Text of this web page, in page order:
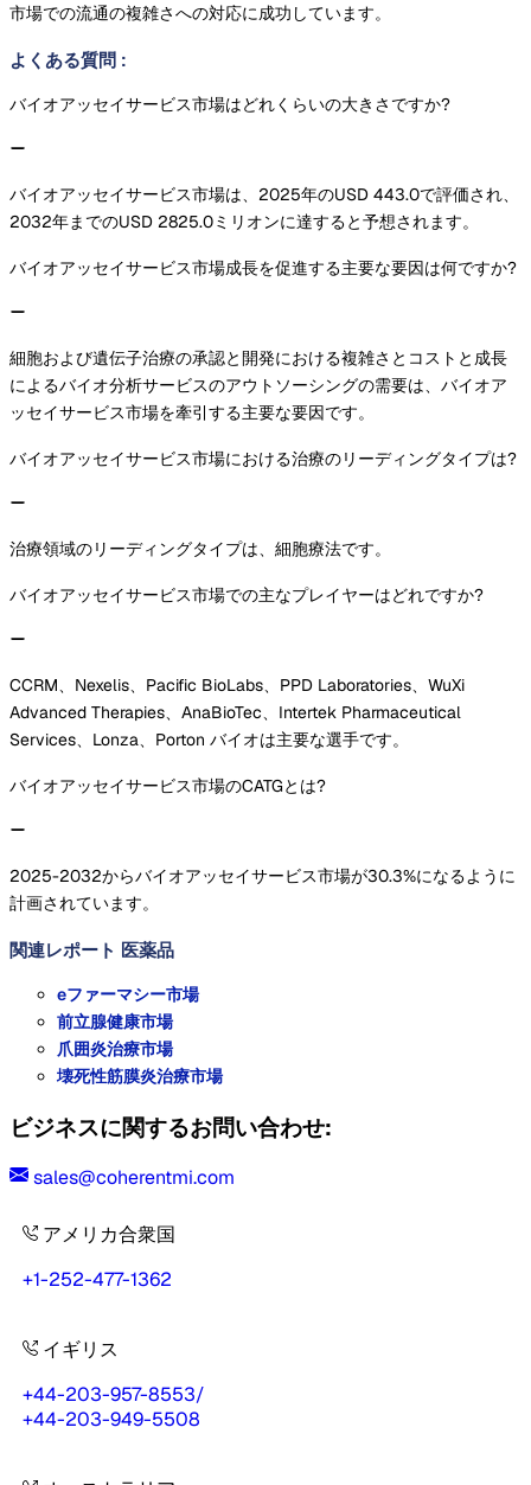
市場での流通の複雑さへの対応に成功しています。
よくある質問 :
バイオアッセイサービス市場はどれくらいの大きさですか?
バイオアッセイサービス市場は、2025年のUSD 443.0で評価され、
2032年までのUSD 2825.0ミリオンに達すると予想されます。
バイオアッセイサービス市場成長を促進する主要な要因は何ですか?
細胞および遺伝子治療の承認と開発における複雑さとコストと成長
によるバイオ分析サービスのアウトソーシングの需要は、バイオア
ッセイサービス市場を牽引する主要な要因です。
バイオアッセイサービス市場における治療のリーディングタイプは?
治療領域のリーディングタイプは、細胞療法です。
バイオアッセイサービス市場での主なプレイヤーはどれですか?
CCRM、Nexelis、Pacific BioLabs、PPD Laboratories、WuXi
Advanced Therapies、AnaBioTec、Intertek Pharmaceutical
Services、Lonza、Porton バイオは主要な選手です。
バイオアッセイサービス市場のCATGとは?
2025-2032からバイオアッセイサービス市場が30.3%になるように
計画されています。
関連レポート 医薬品
eファーマシー市場
前立腺健康市場
爪囲炎治療市場
壊死性筋膜炎治療市場
ビジネスに関するお問い合わせ:
sales@coherentmi.com
アメリカ合衆国
+1-252-477-1362
イギリス
+44-203-957-8553/
+44-203-949-5508